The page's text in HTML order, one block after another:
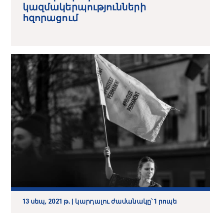
կազմակերպությունների
հզորացում
13 սեպ, 2021 թ. | կարդալու ժամանակը՝ 1 րոպե